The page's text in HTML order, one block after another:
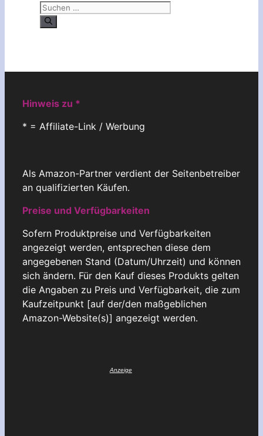
Suchen
nach:
Hinweis zu *
* = Affiliate-Link / Werbung
Als Amazon-Partner verdient der Seitenbetreiber
an qualifizierten Käufen.
Preise und Verfügbarkeiten
Sofern Produktpreise und Verfügbarkeiten
angezeigt werden, entsprechen diese dem
angegebenen Stand (Datum/Uhrzeit) und können
sich ändern. Für den Kauf dieses Produkts gelten
die Angaben zu Preis und Verfügbarkeit, die zum
Kaufzeitpunkt [auf der/den maßgeblichen
Amazon-Website(s)] angezeigt werden.